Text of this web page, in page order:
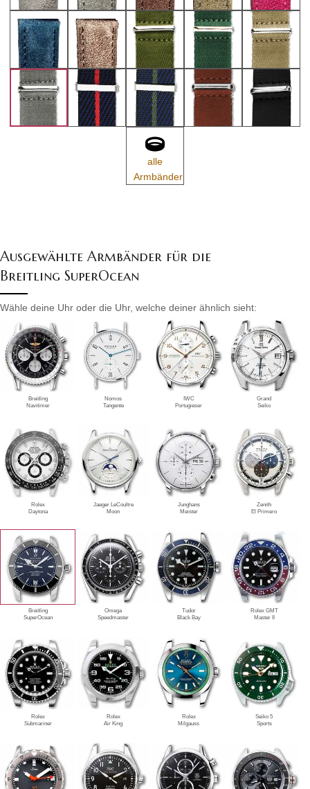
alle
Armbänder
Ausgewählte Armbänder für die
Breitling SuperOcean
Wähle deine Uhr oder die Uhr, welche deiner ähnlich sieht:
Breitling
Navitimer
Nomos
Tangente
IWC
Portugieser
Grand
Seiko
Rolex
Daytona
Jaeger LeCoultre
Moon
Junghans
Meister
Zenith
El Primero
Breitling
SuperOcean
Omega
Speedmaster
Tudor
Black Bay
Rolex GMT
Master II
Rolex
Submariner
Rolex
Air King
Rolex
Milgauss
Seiko 5
Sports